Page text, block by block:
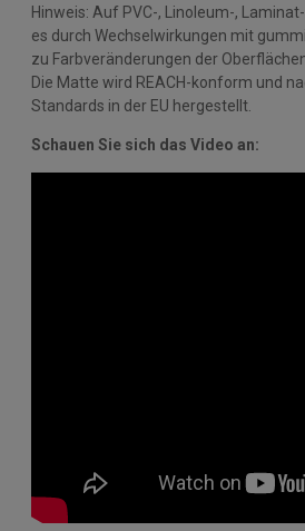
Hinweis: Auf PVC-, Linoleum-,
es durch Wechselwirkungen mit
zu Farbveränderungen der
Die Matte wird REACH-konform und
Standards in der EU hergestellt.
Schauen Sie sich das Video an: